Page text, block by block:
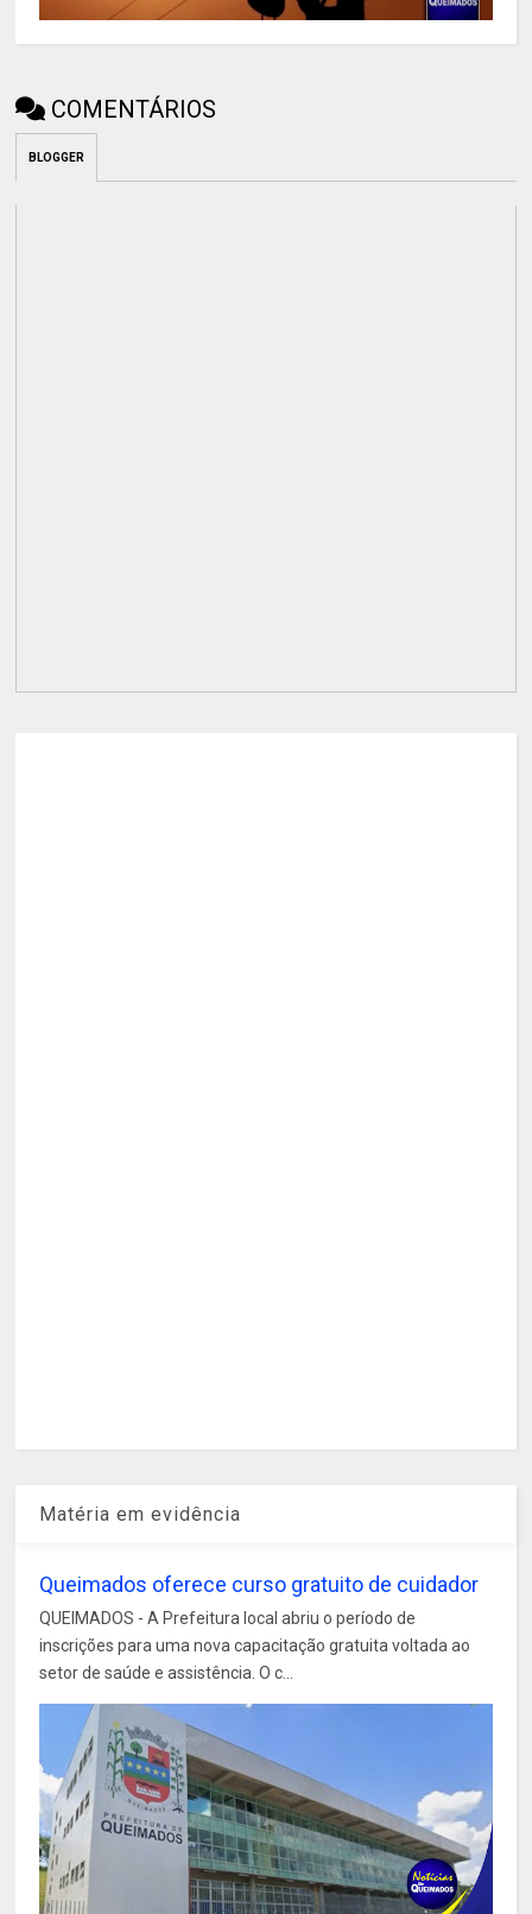
COMENTÁRIOS
BLOGGER
Matéria em evidência
Queimados oferece curso gratuito de cuidador
QUEIMADOS - A Prefeitura local abriu o período de
inscrições para uma nova capacitação gratuita voltada ao
setor de saúde e assistência. O c...